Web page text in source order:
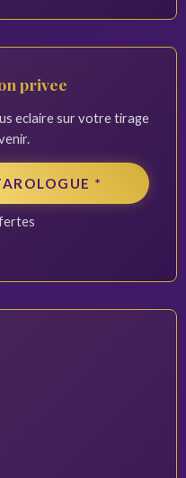
privee
eclaire sur votre tirage
*